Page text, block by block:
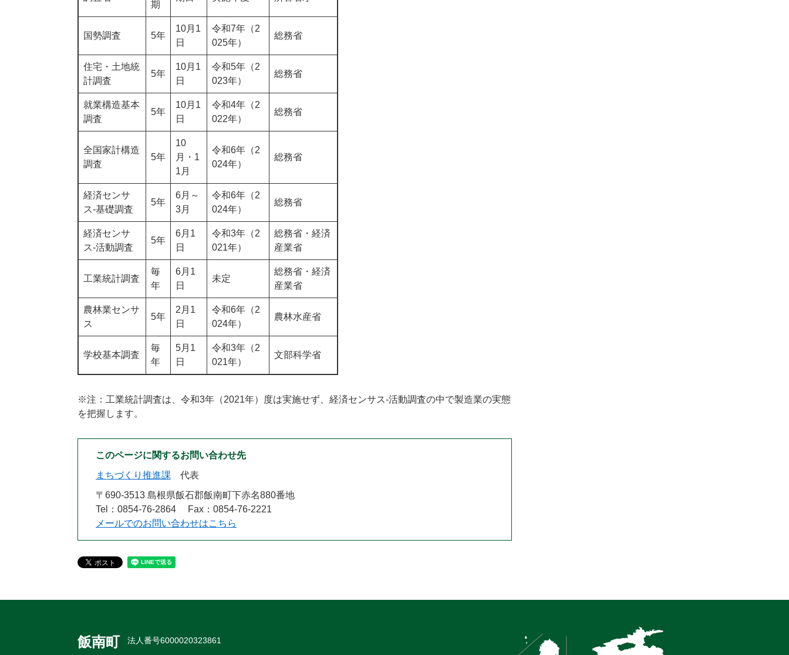
期
国勢調査 5年
10月1
日
令和7年（2
025年）
総務省
住宅・土地統
計調査
5年
10月1
日
令和5年（2
023年）
総務省
就業構造基本
調査
5年
10月1
日
令和4年（2
022年）
総務省
全国家計構造
調査
5年
10
月・1
1月
令和6年（2
024年）
総務省
経済センサ
ス-基礎調査
5年
6月～
3月
令和6年（2
024年）
総務省
経済センサ
ス-活動調査
5年
6月1
日
令和3年（2
021年）
総務省・経済
産業省
工業統計調査
毎
年
6月1
日
未定
総務省・経済
産業省
農林業センサ
ス
5年
2月1
日
令和6年（2
024年）
農林水産省
学校基本調査
毎
年
5月1
日
令和3年（2
021年）
文部科学省
※注：工業統計調査は、令和3年（2021年）度は実施せず、経済センサス-活動調査の中で製造業の実態
を把握します。
このページに関するお問い合わせ先
まちづくり推進課
代表
〒690-3513 島根県飯石郡飯南町下赤名880番地
Tel：0854-76-2864
Fax：0854-76-2221
メールでのお問い合わせはこちら
飯南町 法人番号6000020323861